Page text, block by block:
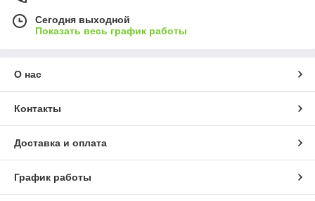
Сегодня выходной
Показать весь график работы
О нас
Контакты
Доставка и оплата
График работы